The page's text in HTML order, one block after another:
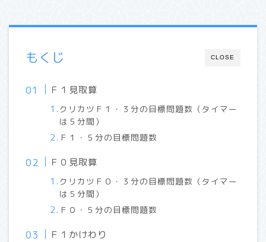
CLOSE
もくじ
Ｆ１見取算
クリカツＦ１・３分の目標問題数（タイマー
は５分間）
Ｆ１・５分の目標問題数
Ｆ０見取算
クリカツＦ０・３分の目標問題数（タイマー
は５分間）
Ｆ０・５分の目標問題数
Ｆ１かけわり